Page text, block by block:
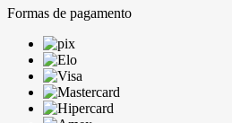
Formas de pagamento